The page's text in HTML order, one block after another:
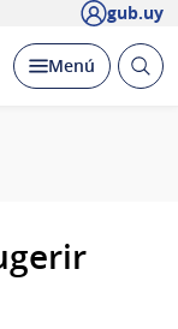
gub.uy
Desplegar
Menú Abrir